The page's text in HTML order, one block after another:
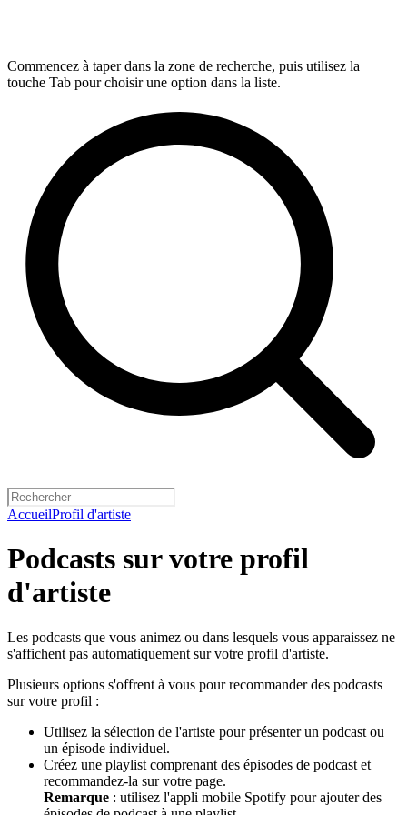
Commencez à taper dans la zone de recherche, puis utilisez la
touche Tab pour choisir une option dans la liste.
AccueilProfil d'artiste
Podcasts sur votre profil
d'artiste
Les podcasts que vous animez ou dans lesquels vous apparaissez ne
s'affichent pas automatiquement sur votre profil d'artiste.
Plusieurs options s'offrent à vous pour recommander des podcasts
sur votre profil :
Utilisez la sélection de l'artiste pour présenter un podcast ou
un épisode individuel.
Créez une playlist comprenant des épisodes de podcast et
recommandez-la sur votre page.
Remarque : utilisez l'appli mobile Spotify pour ajouter des